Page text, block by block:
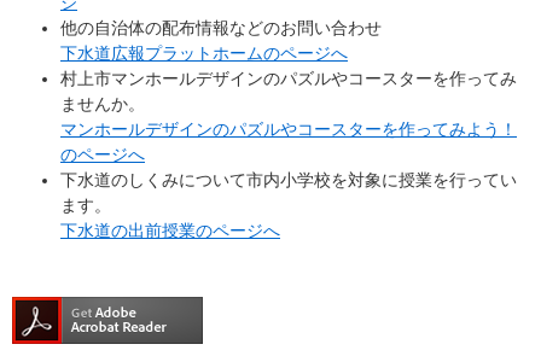
他の自治体の配布情報などのお問い合わせ
下水道広報プラットホームのページへ
村上市マンホールデザインのパズルやコースターを作ってみ
ませんか。
マンホールデザインのパズルやコースターを作ってみよう！
のページへ
下水道のしくみについて市内小学校を対象に授業を行ってい
ます。
下水道の出前授業のページへ